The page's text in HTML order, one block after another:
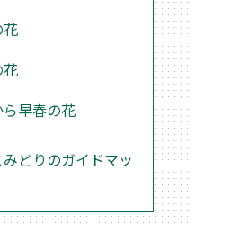
花
ら早春の花
どりのガイドマッ